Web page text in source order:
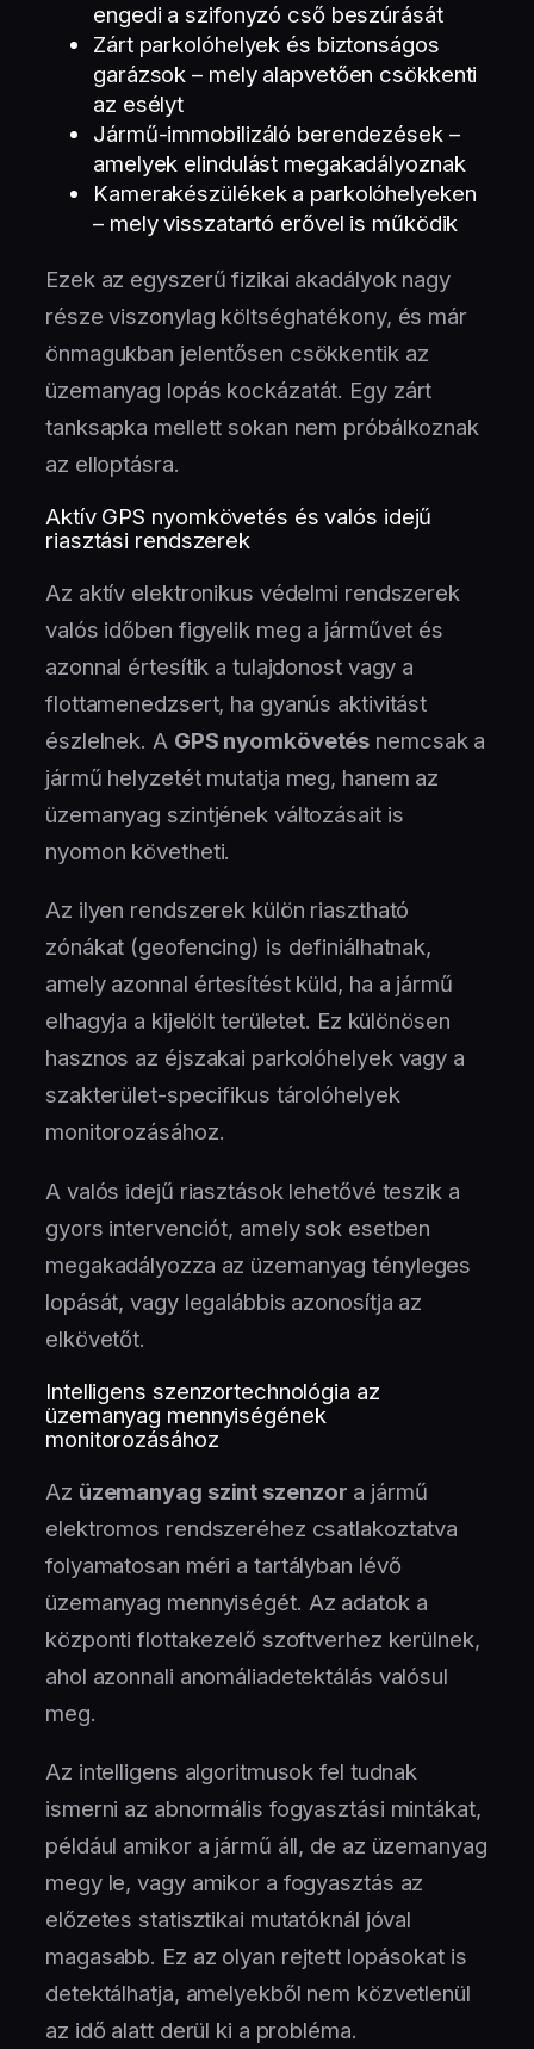
engedi a szifonyzó cső beszúrását
Zárt parkolóhelyek és biztonságos
garázsok – mely alapvetően csökkenti
az esélyt
Jármű-immobilizáló berendezések –
amelyek elindulást megakadályoznak
Kamerakészülékek a parkolóhelyeken
– mely visszatartó erővel is működik
Ezek az egyszerű fizikai akadályok nagy
része viszonylag költséghatékony, és már
önmagukban jelentősen csökkentik az
üzemanyag lopás kockázatát. Egy zárt
tanksapka mellett sokan nem próbálkoznak
az elloptásra.
Aktív GPS nyomkövetés és valós idejű
riasztási rendszerek
Az aktív elektronikus védelmi rendszerek
valós időben figyelik meg a járművet és
azonnal értesítik a tulajdonost vagy a
flottamenedzsert, ha gyanús aktivitást
észlelnek. A GPS nyomkövetés nemcsak a
jármű helyzetét mutatja meg, hanem az
üzemanyag szintjének változásait is
nyomon követheti.
Az ilyen rendszerek külön riasztható
zónákat (geofencing) is definiálhatnak,
amely azonnal értesítést küld, ha a jármű
elhagyja a kijelölt területet. Ez különösen
hasznos az éjszakai parkolóhelyek vagy a
szakterület-specifikus tárolóhelyek
monitorozásához.
A valós idejű riasztások lehetővé teszik a
gyors intervenciót, amely sok esetben
megakadályozza az üzemanyag tényleges
lopását, vagy legalábbis azonosítja az
elkövetőt.
Intelligens szenzortechnológia az
üzemanyag mennyiségének
monitorozásához
Az üzemanyag szint szenzor a jármű
elektromos rendszeréhez csatlakoztatva
folyamatosan méri a tartályban lévő
üzemanyag mennyiségét. Az adatok a
központi flottakezelő szoftverhez kerülnek,
ahol azonnali anomáliadetektálás valósul
meg.
Az intelligens algoritmusok fel tudnak
ismerni az abnormális fogyasztási mintákat,
például amikor a jármű áll, de az üzemanyag
megy le, vagy amikor a fogyasztás az
előzetes statisztikai mutatóknál jóval
magasabb. Ez az olyan rejtett lopásokat is
detektálhatja, amelyekből nem közvetlenül
az idő alatt derül ki a probléma.